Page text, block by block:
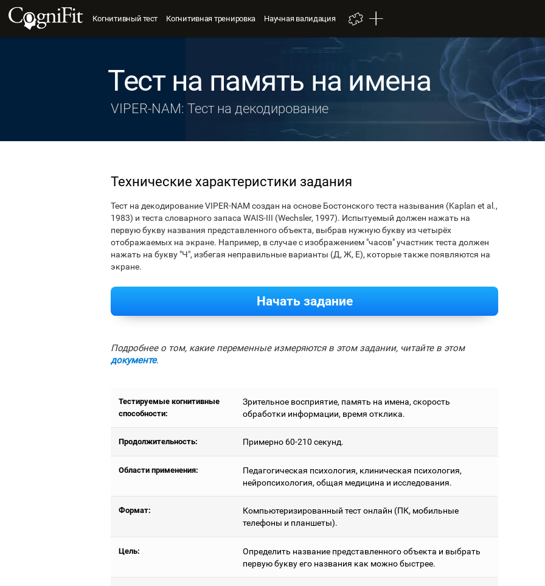
Когнитивный тест Когнитивная тренировка Научная валидация
Тест на память на имена
VIPER-NAM: Тест на декодирование
Технические характеристики задания
Тест на декодирование VIPER-NAM создан на основе Бостонского теста называния (Kaplan et al.,
1983) и теста словарного запаса WAIS-III (Wechsler, 1997). Испытуемый должен нажать на
первую букву названия представленного объекта, выбрав нужную букву из четырёх
отображаемых на экране. Например, в случае с изображением "часов" участник теста должен
нажать на букву "Ч", избегая неправильные варианты (Д, Ж, Е), которые также появляются на
экране.
Начать задание
Подробнее о том, какие переменные измеряются в этом задании, читайте в этом
документе.
Тестируемые когнитивные
способности:
Зрительное восприятие, память на имена, скорость
обработки информации, время отклика.
Продолжительность: Примерно 60-210 секунд.
Области применения:
Педагогическая психология, клиническая психология,
нейропсихология, общая медицина и исследования.
Формат:
Компьютеризированный тест онлайн (ПК, мобильные
телефоны и планшеты).
Цель:
Определить название представленного объекта и выбрать
первую букву его названия как можно быстрее.